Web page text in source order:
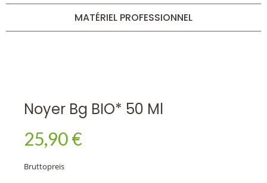
MATÉRIEL PROFESSIONNEL
Noyer Bg BIO* 50 Ml
25,90 €
Bruttopreis